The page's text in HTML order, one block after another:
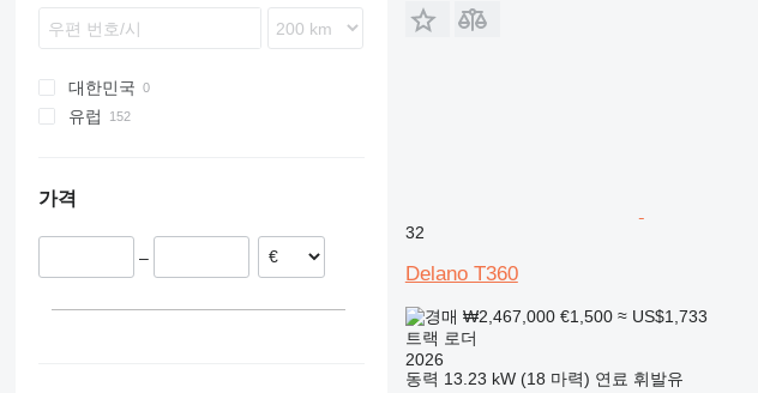
대한민국
유럽
독일
가격
–
32
Delano T360
₩2,467,000 €1,500 ≈ US$1,733
트랙 로더
2026
동력 13.23 kW (18 마력) 연료 휘발유